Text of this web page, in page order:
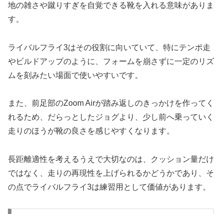
地の雑さや蹴りすぎを自覚できる靴を入れる意味がありま
す。
ライバルフライ3はその役割に向いていて、特にテンポ走
やビルドアップのように、フォームを崩さずに一定のリズ
ムを刻みたい場面で使いやすいです。
また、前足部のZoom Airが踏み返しのきっかけを作ってく
れるため、だらっとしたジョグより、少し前へ乗っていく
走りのほうが靴の良さを感じやすくなります。
長距離適性を考えるうえで大切なのは、クッション量だけ
ではなく、走りの再現性を上げられるかどうかであり、そ
の点でライバルフライ3は練習用として価値があります。